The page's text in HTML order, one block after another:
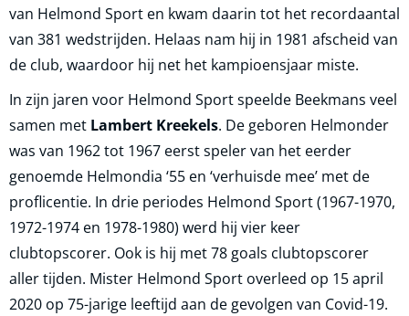
van Helmond Sport en kwam daarin tot het recordaantal
van 381 wedstrijden. Helaas nam hij in 1981 afscheid van
de club, waardoor hij net het kampioensjaar miste.
In zijn jaren voor Helmond Sport speelde Beekmans veel
samen met Lambert Kreekels. De geboren Helmonder
was van 1962 tot 1967 eerst speler van het eerder
genoemde Helmondia ‘55 en ‘verhuisde mee’ met de
proflicentie. In drie periodes Helmond Sport (1967-1970,
1972-1974 en 1978-1980) werd hij vier keer
clubtopscorer. Ook is hij met 78 goals clubtopscorer
aller tijden. Mister Helmond Sport overleed op 15 april
2020 op 75-jarige leeftijd aan de gevolgen van Covid-19.